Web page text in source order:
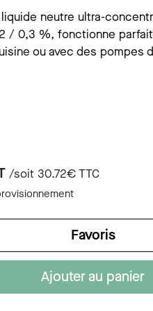
savon mural
savon s/
neutre ultra-
/ 0,3 %, fonctionne
ou avec des pompes
/soit 30.72€ TTC
Favoris
Ajouter au panier